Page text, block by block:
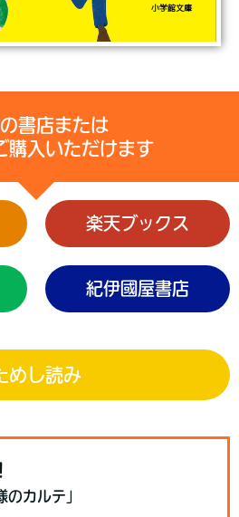
書店または
購入いただけます
楽天ブックス
紀伊國屋書店
めし読み
のカルテ」